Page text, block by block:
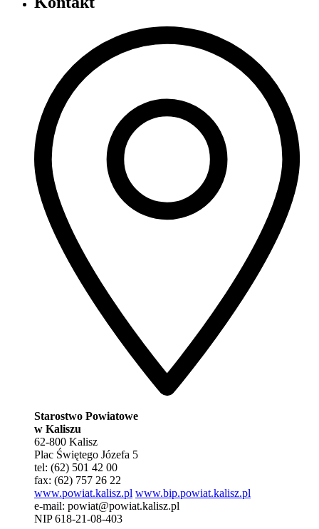
Starostwo Powiatowe
w Kaliszu
62-800 Kalisz
Plac Świętego Józefa 5
tel: (62) 501 42 00
fax: (62) 757 26 22
www.powiat.kalisz.pl www.bip.powiat.kalisz.pl
e-mail: powiat@powiat.kalisz.pl
NIP 618-21-08-403